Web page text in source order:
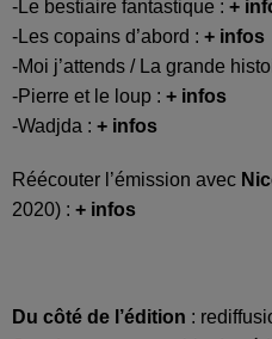
-Le bestiaire fantastique : +
-Les copains d’abord : + infos
-Moi j’attends / La grande
-Pierre et le loup : + infos
-Wadjda : + infos
Réécouter l’émission avec
2020) : + infos
Du côté de l’édition :